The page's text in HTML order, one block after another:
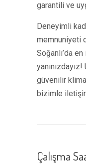
garantili ve
Deneyimli
memnuniyeti
Soğanlı’da
güvenilir
bizimle
Çalışma